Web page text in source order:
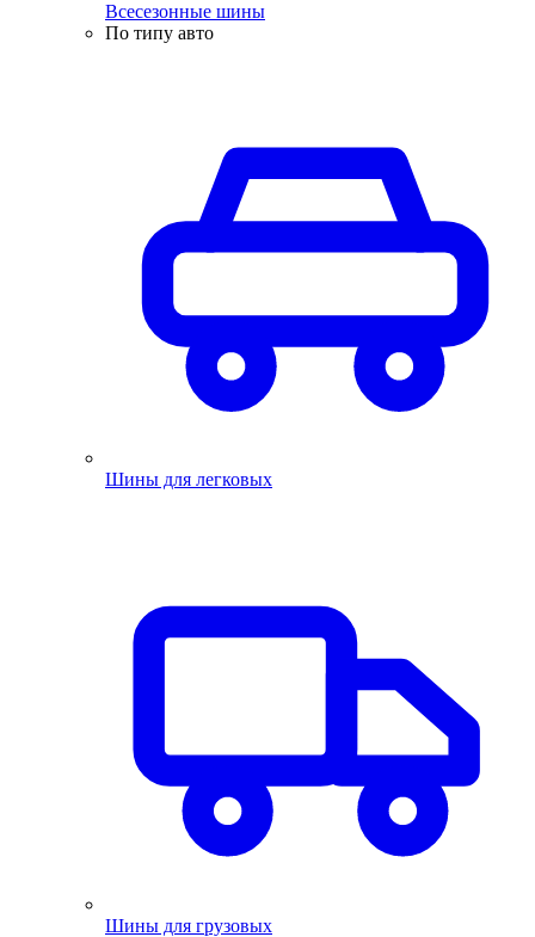
Всесезонные шины
По типу авто
Шины для легковых
Шины для грузовых